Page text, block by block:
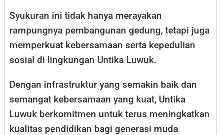
Syukuran ini tidak hanya merayakan
rampungnya pembangunan gedung, tetapi juga
memperkuat kebersamaan serta kepedulian
sosial di lingkungan Untika Luwuk.
Dengan infrastruktur yang semakin baik dan
semangat kebersamaan yang kuat, Untika
Luwuk berkomitmen untuk terus meningkatkan
kualitas pendidikan bagi generasi muda